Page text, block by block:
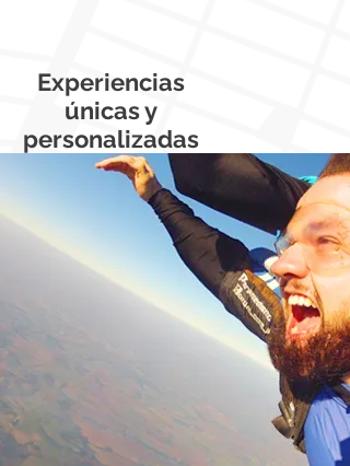
Experiencias
únicas y
personalizadas